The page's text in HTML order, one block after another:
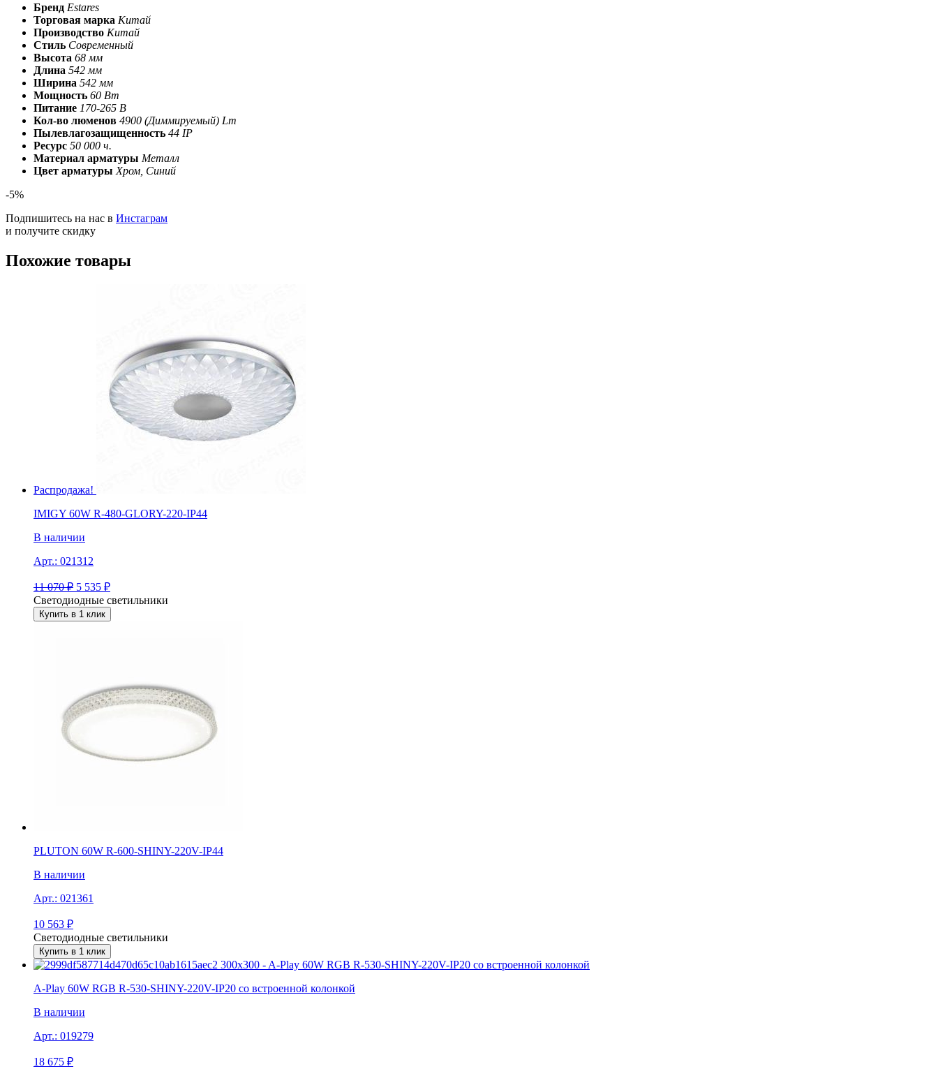
Бренд Estares
Торговая марка Китай
Производство Китай
Стиль Современный
Высота 68 мм
Длина 542 мм
Ширина 542 мм
Мощность 60 Вт
Питание 170-265 В
Кол-во люменов 4900 (Диммируемый) Lm
Пылевлагозащищенность 44 IP
Ресурс 50 000 ч.
Материал арматуры Металл
Цвет арматуры Хром, Синий
-5%
Подпишитесь на нас в Инстаграм
и получите скидку
Похожие товары
Распродажа!
IMIGY 60W R-480-GLORY-220-IP44
В наличии
Арт.: 021312
11 070₽ 5 535 ₽
Светодиодные светильники
Купить в 1 клик
PLUTON 60W R-600-SHINY-220V-IP44
В наличии
Арт.: 021361
10 563 ₽
Светодиодные светильники
Купить в 1 клик
A-Play 60W RGB R-530-SHINY-220V-IP20 со встроенной колонкой
В наличии
Арт.: 019279
18 675 ₽